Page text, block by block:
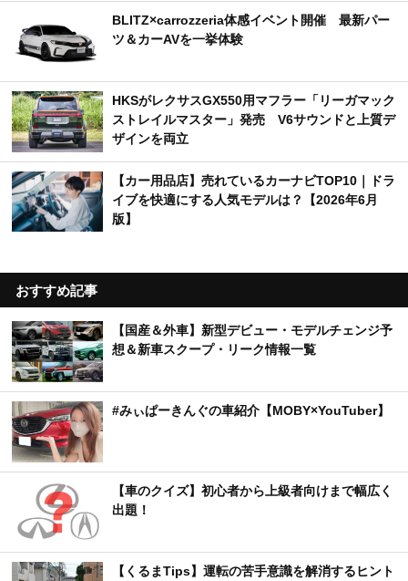
BLITZ×carrozzeria体感イベント開催 最新パー
ツ＆カーAVを一挙体験
HKSがレクサスGX550用マフラー「リーガマック
ストレイルマスター」発売 V6サウンドと上質デ
ザインを両立
【カー用品店】売れているカーナビTOP10｜ドラ
イブを快適にする人気モデルは？【2026年6月
版】
おすすめ記事
【国産＆外車】新型デビュー・モデルチェンジ予
想＆新車スクープ・リーク情報一覧
#みぃぱーきんぐの車紹介【MOBY×YouTuber】
【車のクイズ】初心者から上級者向けまで幅広く
出題！
【くるまTips】運転の苦手意識を解消するヒント